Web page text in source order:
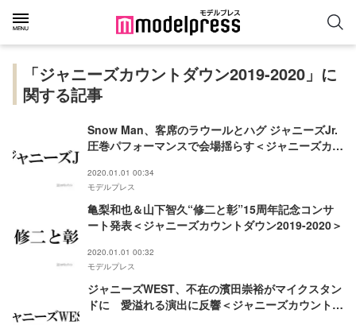
「ジャニーズカウントダウン2019-2020」に
関する記事
Snow Man、客席のラウールとハグ ジャニーズJr.
圧巻パフォーマンスで会場揺らす＜ジャニーズカウ
2020.01.01 00:34
モデルプレス
亀梨和也＆山下智久“修二と彰”15周年記念コンサ
ート発表＜ジャニーズカウントダウン2019-2020＞
2020.01.01 00:32
モデルプレス
ジャニーズWEST、不在の濱田崇裕がマイクスタン
ドに 愛溢れる演出に反響＜ジャニーズカウントダ